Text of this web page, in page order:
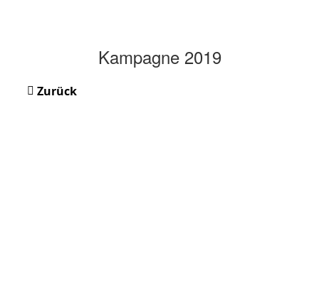
Kampagne 2019
Zurück